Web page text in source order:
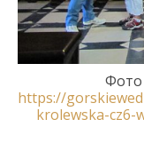
Фото
https://
krolewska-cz6-